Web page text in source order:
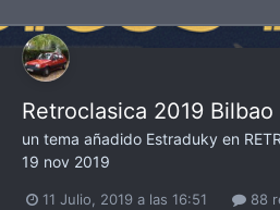
Retroclasica 2019 Bilbao
un tema añadido Estraduky en
19 nov 2019
11 Julio, 2019 a las 16:51 88